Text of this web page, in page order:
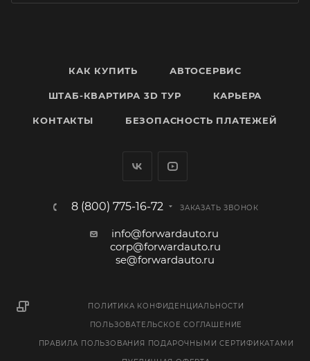
КАК КУПИТЬ АВТОСЕРВИС
ШТАБ-КВАРТИРА 3D ТУР КАРЬЕРА
КОНТАКТЫ БЕЗОПАСНОСТЬ ПЛАТЕЖЕЙ
8 (800) 775-16-72 ЗАКАЗАТЬ ЗВОНОК
info@forwardauto.ru
corp@forwardauto.ru
se@forwardauto.ru
ПОЛИТИКА КОНФИДЕНЦИАЛЬНОСТИ
ПОЛЬЗОВАТЕЛЬСКОЕ СОГЛАШЕНИЕ
ПРАВИЛА ПОЛЬЗОВАНИЯ ПОДАРОЧНЫМИ СЕРТИФИКАТАМИ